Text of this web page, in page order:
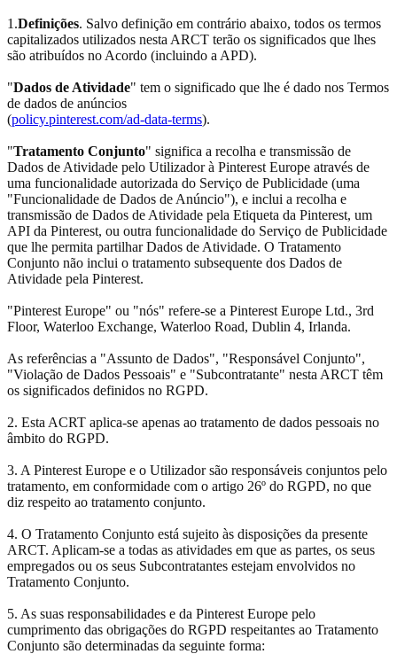
1.Definições. Salvo definição em contrário abaixo, todos os termos
capitalizados utilizados nesta ARCT terão os significados que lhes
são atribuídos no Acordo (incluindo a APD).
"Dados de Atividade" tem o significado que lhe é dado nos Termos
de dados de anúncios
(policy.pinterest.com/ad-data-terms).
"Tratamento Conjunto" significa a recolha e transmissão de
Dados de Atividade pelo Utilizador à Pinterest Europe através de
uma funcionalidade autorizada do Serviço de Publicidade (uma
"Funcionalidade de Dados de Anúncio"), e inclui a recolha e
transmissão de Dados de Atividade pela Etiqueta da Pinterest, um
API da Pinterest, ou outra funcionalidade do Serviço de Publicidade
que lhe permita partilhar Dados de Atividade. O Tratamento
Conjunto não inclui o tratamento subsequente dos Dados de
Atividade pela Pinterest.
"Pinterest Europe" ou "nós" refere-se a Pinterest Europe Ltd., 3rd
Floor, Waterloo Exchange, Waterloo Road, Dublin 4, Irlanda.
As referências a "Assunto de Dados", "Responsável Conjunto",
"Violação de Dados Pessoais" e "Subcontratante" nesta ARCT têm
os significados definidos no RGPD.
2. Esta ACRT aplica-se apenas ao tratamento de dados pessoais no
âmbito do RGPD.
3. A Pinterest Europe e o Utilizador são responsáveis conjuntos pelo
tratamento, em conformidade com o artigo 26º do RGPD, no que
diz respeito ao tratamento conjunto.
4. O Tratamento Conjunto está sujeito às disposições da presente
ARCT. Aplicam-se a todas as atividades em que as partes, os seus
empregados ou os seus Subcontratantes estejam envolvidos no
Tratamento Conjunto.
5. As suas responsabilidades e da Pinterest Europe pelo
cumprimento das obrigações do RGPD respeitantes ao Tratamento
Conjunto são determinadas da seguinte forma: